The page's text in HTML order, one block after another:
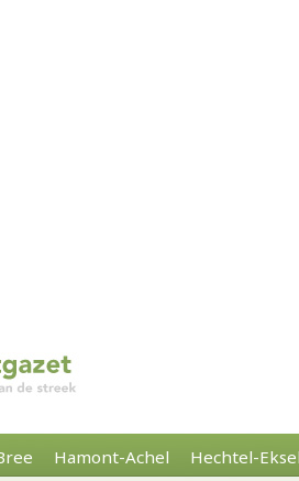
Hamont-Achel Hechtel-